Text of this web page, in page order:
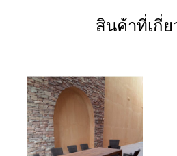
สินค้าที่เกี่ย